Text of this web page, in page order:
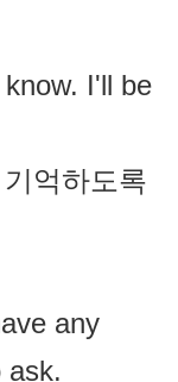
I'll be
억하도록
any
ask.